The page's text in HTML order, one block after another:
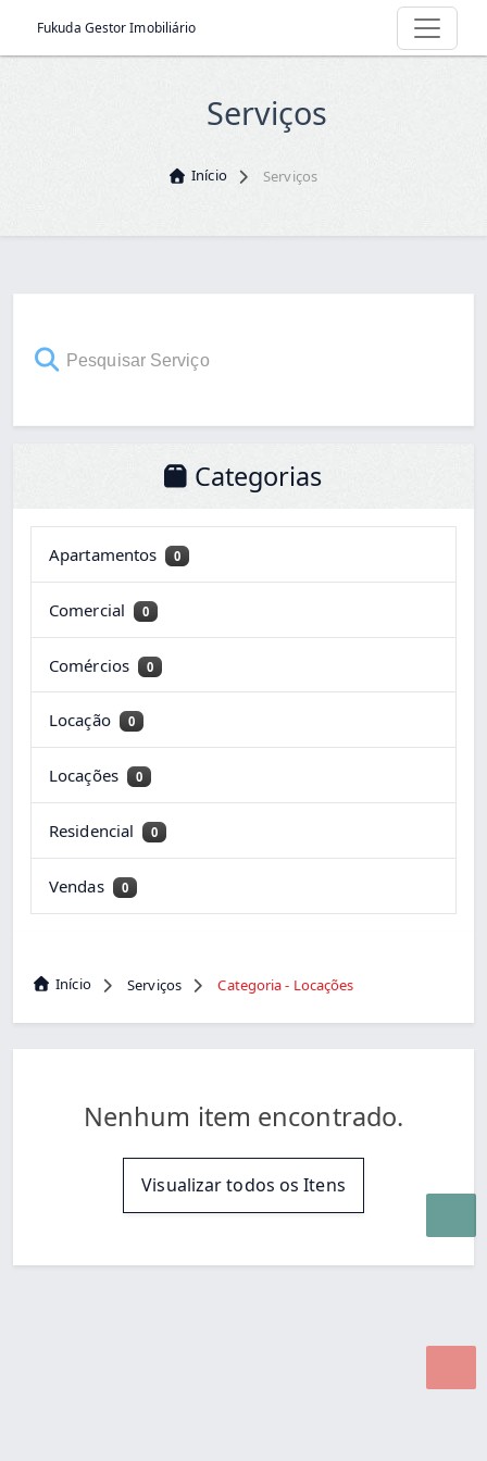
Fukuda Gestor Imobiliário
Serviços
Início Serviços
Categorias
Apartamentos 0
Comercial 0
Comércios 0
Locação 0
Locações 0
Residencial 0
Vendas 0
Início Serviços Categoria - Locações
Nenhum item encontrado.
Visualizar todos os Itens
Política de Cookies